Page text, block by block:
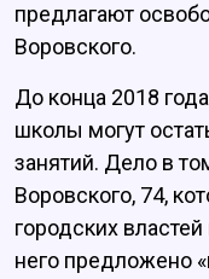
предлагают
Воровского.
До конца 2018
школы могут
занятий. Дело в
Воровского, 74,
городских
него предложено